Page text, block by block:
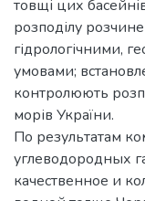
товщі цих
розподілу
гідрологічними,
умовами;
контролюють
морів України.
По результатам
углеводородных
качественное и